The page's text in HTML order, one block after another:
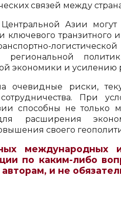
связей между
Центральной Азии
ключевого транзитного
экономики и усилению
очевидные риски,
При
способны не только
расширения
своего
по каким-либо
и не